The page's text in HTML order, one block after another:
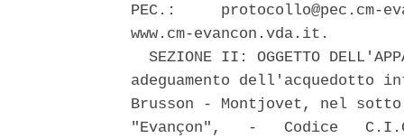
PEC.:
www.cm-evancon.vda.it.
SEZIONE II: OGGETTO
adeguamento dell'acquedotto
Brusson - Montjovet, nel
"Evançon",   -   Codice